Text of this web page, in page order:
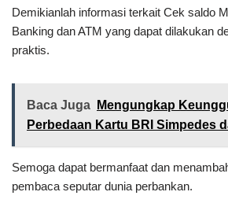
Demikianlah informasi terkait Cek saldo
Banking dan ATM yang dapat dilakukan
praktis.
Baca Juga
Mengungkap
Perbedaan Kartu BRI Simpedes
Semoga dapat bermanfaat dan
pembaca seputar dunia perbankan.